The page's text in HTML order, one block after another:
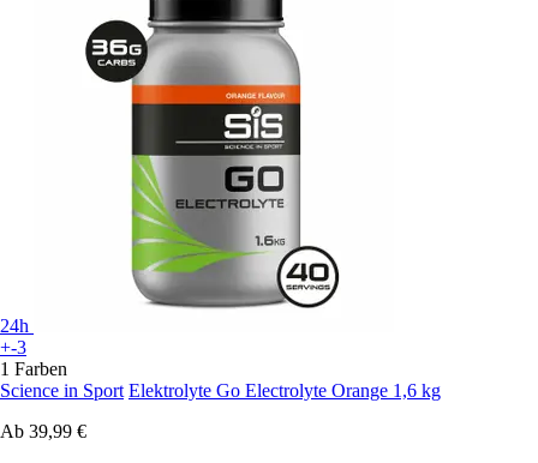
24h
+-3
1 Farben
Science in Sport Elektrolyte Go Electrolyte Orange 1,6 kg
Ab 39,99 €